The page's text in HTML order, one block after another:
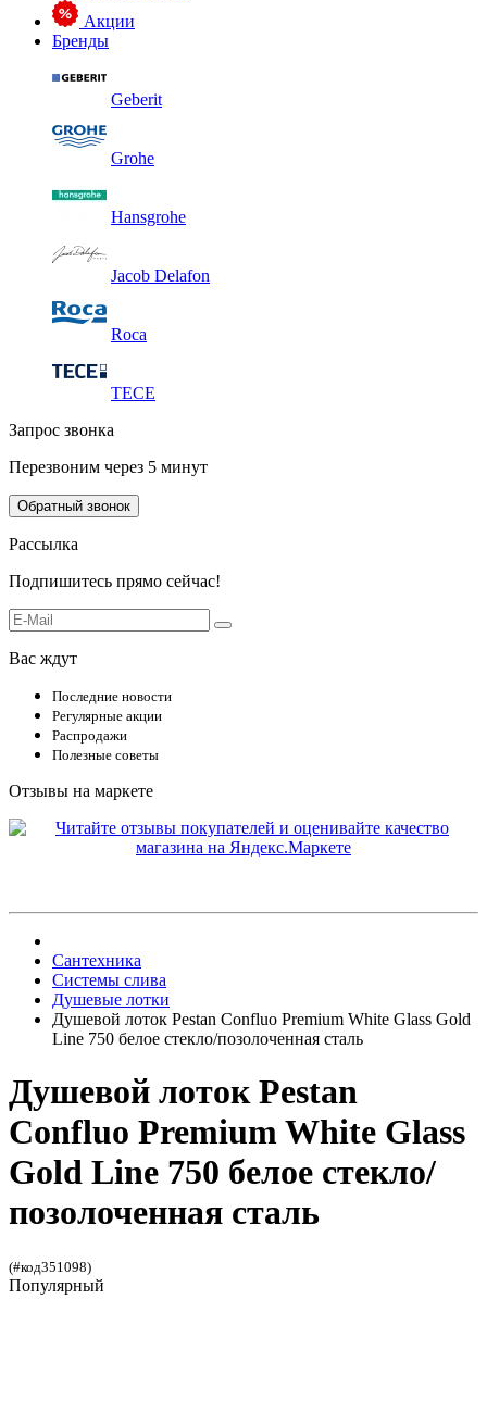
Акции
Бренды
Geberit
Grohe
Hansgrohe
Jacob Delafon
Roca
TECE
Запрос звонка
Перезвоним через 5 минут
Обратный звонок
Рассылка
Подпишитесь прямо сейчас!
Вас ждут
Последние новости
Регулярные акции
Распродажи
Полезные советы
Отзывы на маркете
Сантехника
Системы слива
Душевые лотки
Душевой лоток Pestan Confluo Premium White Glass Gold
Line 750 белое стекло/позолоченная сталь
Душевой лоток Pestan
Confluo Premium White Glass
Gold Line 750 белое стекло/
позолоченная сталь
(#код351098)
Популярный